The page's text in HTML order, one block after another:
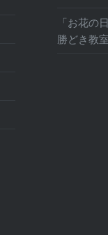
「お花の
勝どき教